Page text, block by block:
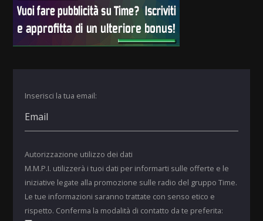
Inserisci la tua email:
Autorizzazione utilizzo dei dati
M.M.P.I. utilizzerà i tuoi dati per informarti sulle offerte e le
iniziative legate alla promozione sulle radio del gruppo Time.
Le tue informazioni saranno trattate con senso etico e
rispetto. Conferma la modalità di contatto da te preferita: